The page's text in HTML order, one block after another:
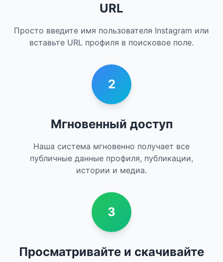
URL
Просто введите имя пользователя Instagram или
вставьте URL профиля в поисковое поле.
2
Мгновенный доступ
Наша система мгновенно получает все
публичные данные профиля, публикации,
истории и медиа.
3
Просматривайте и скачивайте